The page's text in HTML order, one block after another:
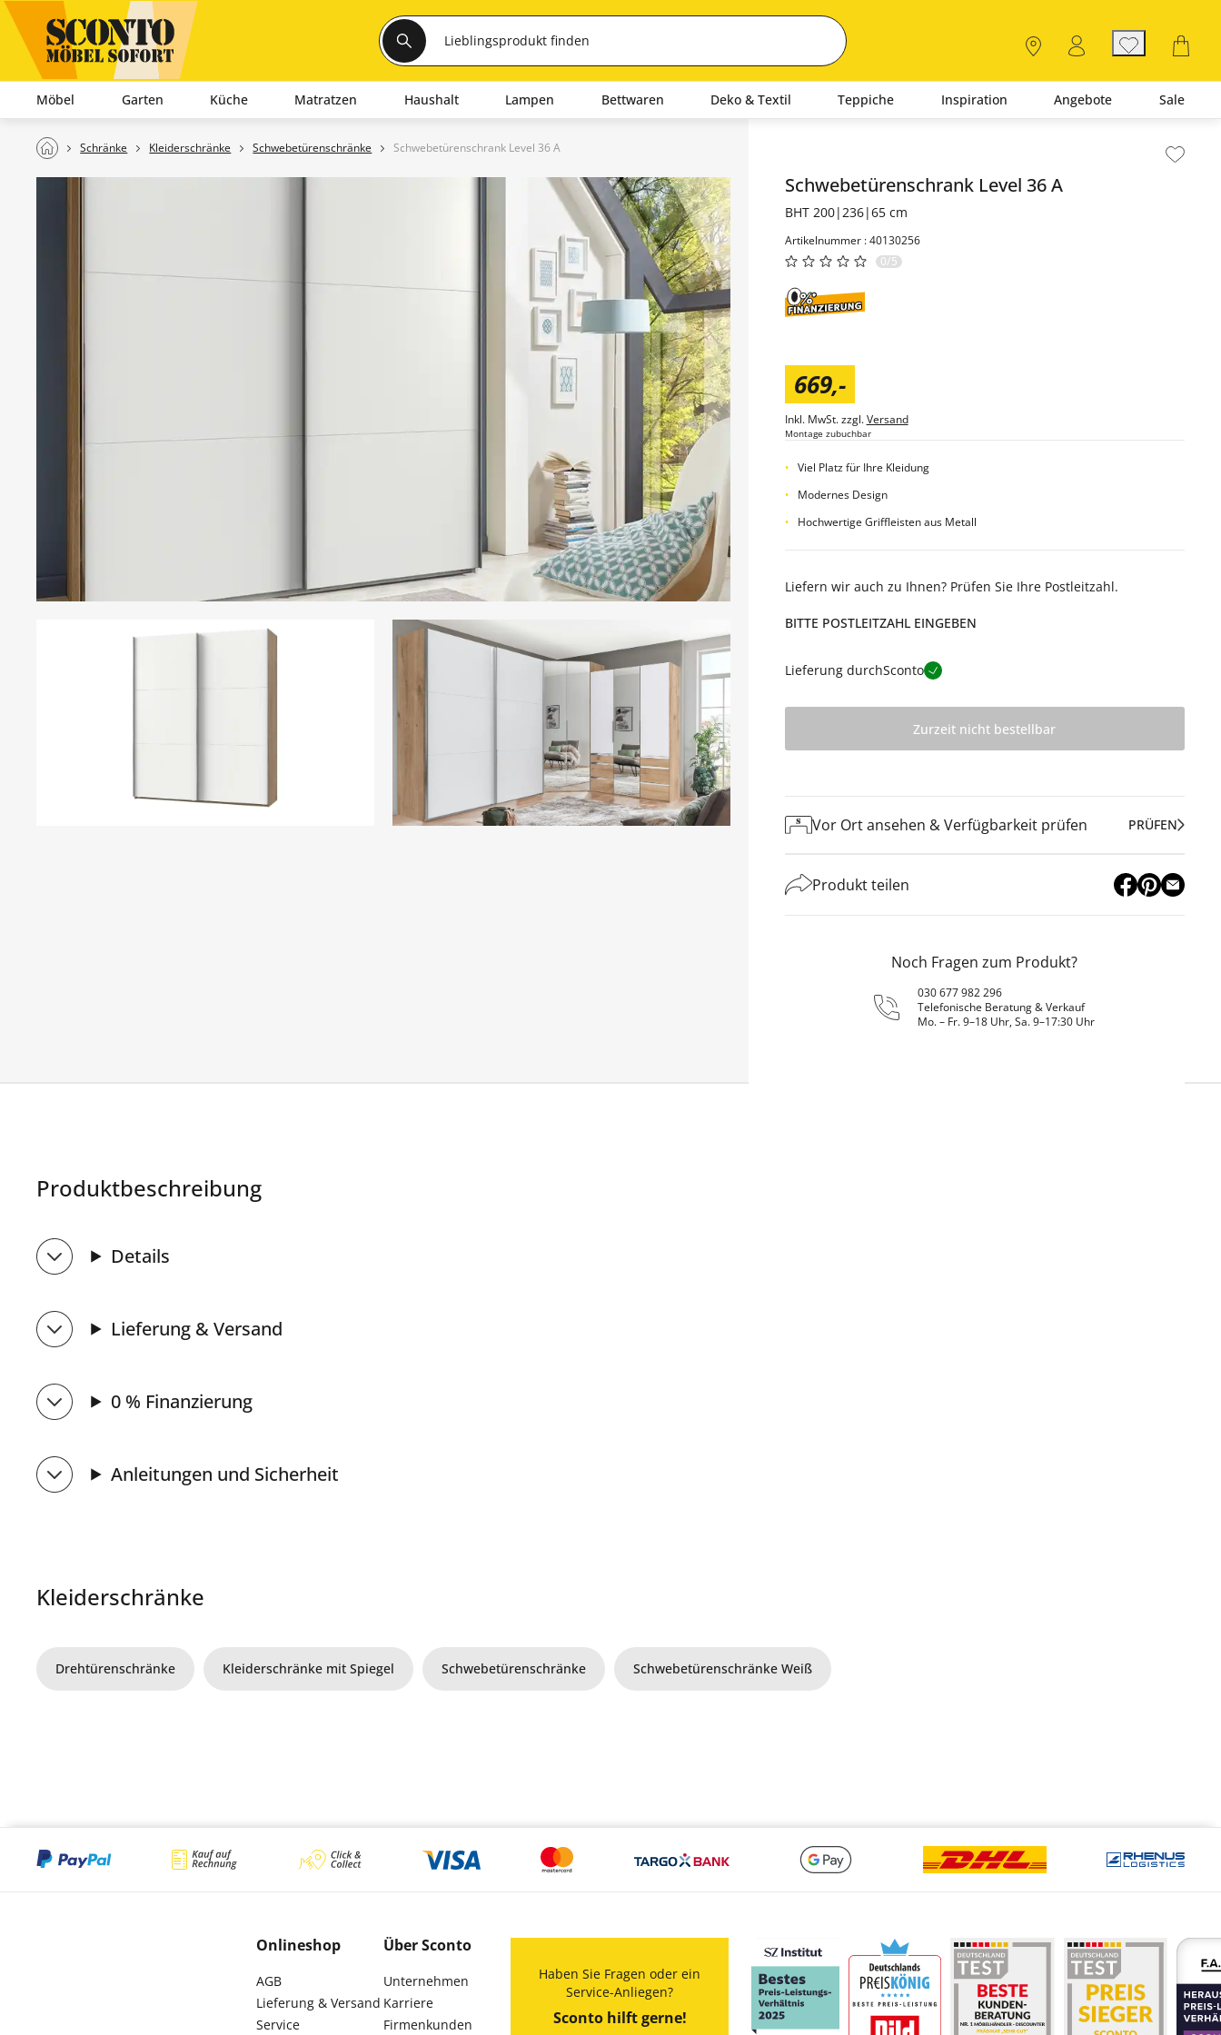
Möbel Garten Küche Matratzen Haushalt Lampen Bettwaren Deko & Textil Teppiche Inspiration Angebote Sale
Schränke Kleiderschränke Schwebetürenschränke Schwebetürenschrank Level 36 A
Schwebetürenschrank Level 36 A
BHT 200|236|65 cm
Artikelnummer : 40130256
0/5
669,-
Inkl. MwSt. zzgl.Versand
Montage zubuchbar
Viel Platz für Ihre Kleidung
Modernes Design
Hochwertige Griffleisten aus Metall
Liefern wir auch zu Ihnen? Prüfen Sie Ihre Postleitzahl.
BITTE POSTLEITZAHL EINGEBEN
Lieferung durchSconto
Zurzeit nicht bestellbar
Vor Ort ansehen & Verfügbarkeit prüfen PRÜFEN
Produkt teilen
Noch Fragen zum Produkt?
030 677 982 296
Telefonische Beratung & Verkauf
Mo. – Fr. 9–18 Uhr, Sa. 9–17:30 Uhr
Produktbeschreibung
Details
Lieferung & Versand
0 % Finanzierung
Anleitungen und Sicherheit
Kleiderschränke
Drehtürenschränke Kleiderschränke mit Spiegel Schwebetürenschränke Schwebetürenschränke Weiß
Onlineshop
AGB
Lieferung & Versand
Service
Über Sconto
Unternehmen
Karriere
Firmenkunden
Haben Sie Fragen oder ein
Service-Anliegen?
Sconto hilft gerne!